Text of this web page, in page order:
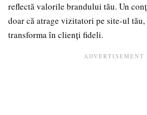
reflectă valorile brandului tău. Un
doar că atrage vizitatori pe site-ul
transforma în clienți fideli.